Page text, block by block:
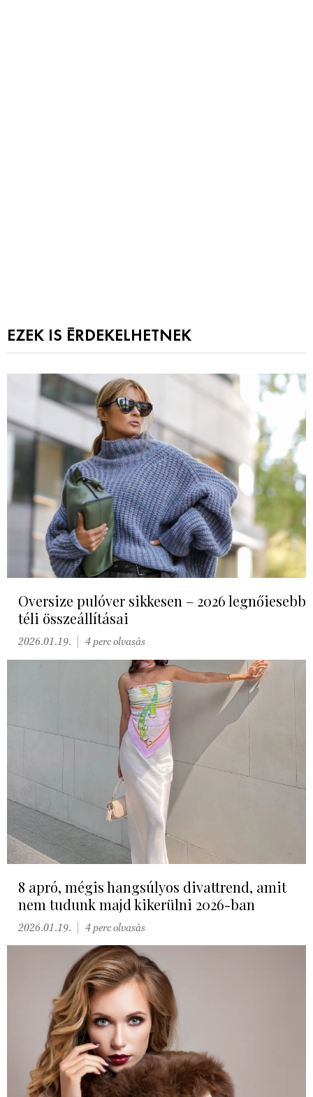
EZEK IS ÉRDEKELHETNEK
Oversize pulóver sikkesen – 2026 legnőiesebb
téli összeállításai
2026.01.19. 4 perc olvasás
8 apró, mégis hangsúlyos divattrend, amit
nem tudunk majd kikerülni 2026-ban
2026.01.19. 4 perc olvasás